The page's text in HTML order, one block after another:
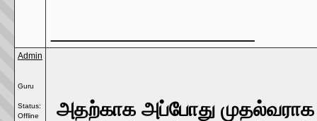
Admin
Guru
Status:
Offline
அதற்காக அப்போது முதல்வராக